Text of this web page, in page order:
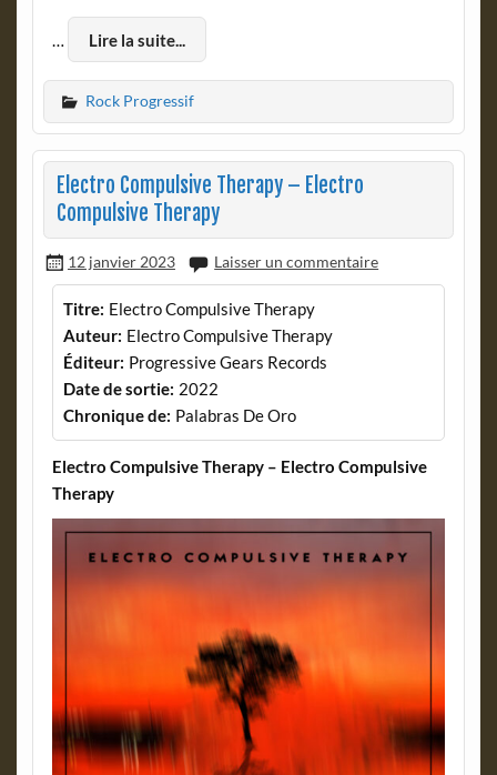
… Lire la suite...
Rock Progressif
Electro Compulsive Therapy – Electro
Compulsive Therapy
12 janvier 2023 Laisser un commentaire
Titre: Electro Compulsive Therapy
Auteur: Electro Compulsive Therapy
Éditeur: Progressive Gears Records
Date de sortie: 2022
Chronique de: Palabras De Oro
Electro Compulsive Therapy – Electro Compulsive
Therapy